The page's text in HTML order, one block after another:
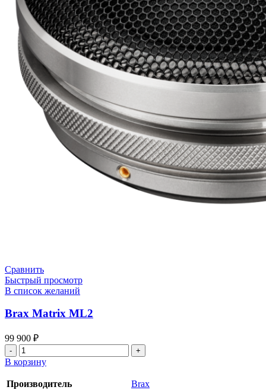
Сравнить
Быстрый просмотр
В список желаний
Brax Matrix ML2
99 900 ₽
Количество
товара
Brax
Matrix
В корзину
Производитель Brax